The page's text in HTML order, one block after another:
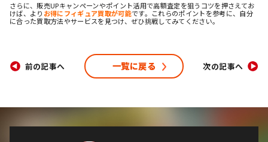
さらに、販売UPキャンペーンやポイント活用で高額査定を狙うコツを押さえてお
けば、より お得にフィギュア買取が可能です。これらのポイントを参考に、自分
に合った買取方法やサービスを見つけ、ぜひ挑戦してみてください。
前の記事へ 一覧に戻る 次の記事へ